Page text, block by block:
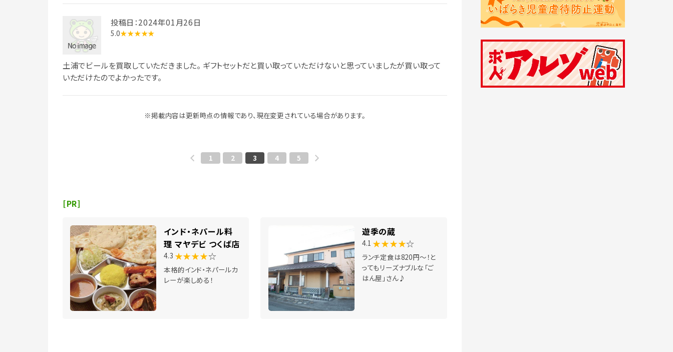
投稿日：2024年01月26日
5.0★★★★★
土浦でビールを買取していただきました。 ギフトセットだと買い取っていただけないと思っていましたが買い取って
いただけたのでよかったです。
※掲載内容は更新時点の情報であり、現在変更されている場合があります。
1 2 3 4 5
[PR]
インド・ネパール料
理 マヤデビ つくば店
4.3 ★★★★☆
本格的インド・ネパールカ
レーが楽しめる！
遊季の蔵
4.1 ★★★★☆
ランチ定食は820円～！と
ってもリーズナブルな「ご
はん屋」さん♪